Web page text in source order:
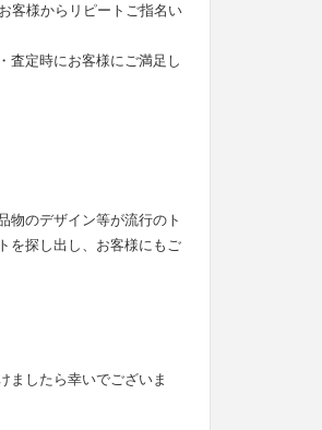
客様からリピートご指名い
査定時にお客様にご満足し
物のデザイン等が流行のト
を探し出し、お客様にもご
ましたら幸いでございま